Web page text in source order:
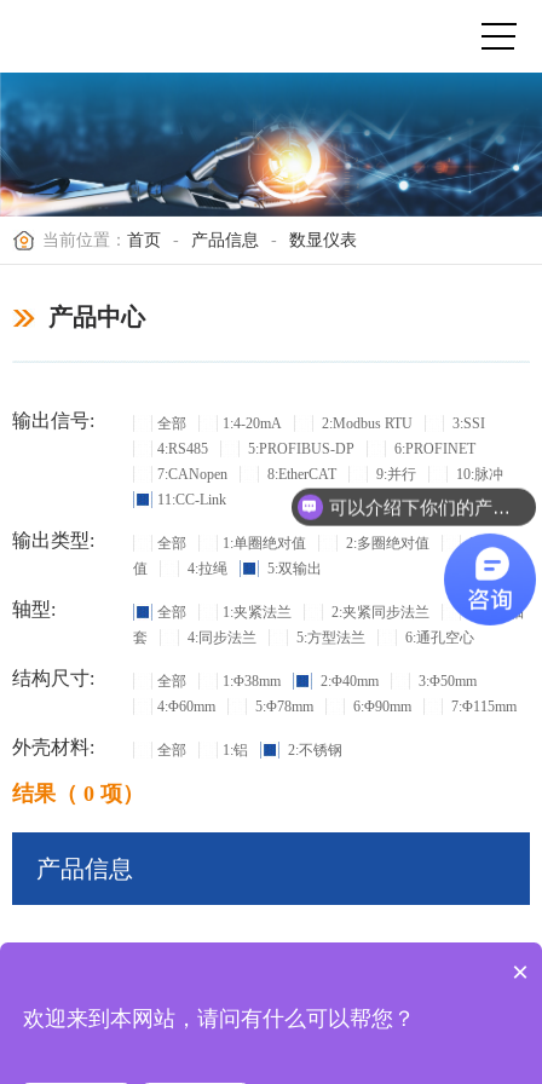
当前位置： 首页 - 产品信息 - 数显仪表
产品中心
输出信号: 全部 1:4-20mA 2:Modbus RTU
3:SSI
4:RS485
5:PROFIBUS-DP
6:PROFINET
7:CANopen
8:EtherCAT 9:并行
10:脉冲
11:CC-Link
输出类型: 全部 1:单圈绝对值 2:多圈绝对值
3:增量
值
4:拉绳 5:双输出
轴型: 全部 1:夹紧法兰 2:夹紧同步法兰
3:盲孔轴
套
4:同步法兰 5:方型法兰 6:通孔空心
结构尺寸: 全部 1:Φ38mm 2:Φ40mm
3:Φ50mm
4:Φ60mm
5:Φ78mm 6:Φ90mm 7:Φ115mm
外壳材料: 全部 1:铝 2:不锈钢
结果（ 0 项）
产品信息
可以介绍下你们的产品么？
×
欢迎来到本网站，请问有什么可以帮您？